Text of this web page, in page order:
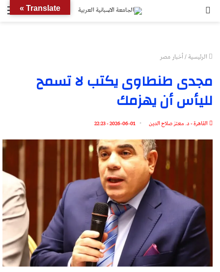
الرئيسية/أخبار مصر
مجدى طنطاوى يكتب لا تسمح
لليأس أن يهزمك
القاهرة - د. معتز صلاح الدين 2026-06-01 - 22:23
Translate »